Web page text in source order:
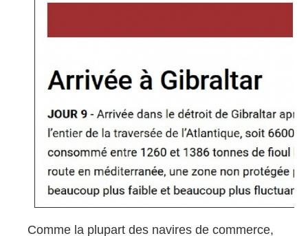
Comme la plupart des navires de commerce,